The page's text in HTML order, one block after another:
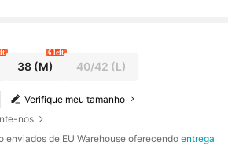
38(M)
6 left
40/42 (L)
Verifique meu tamanho
nos
enviados de EU Warehouse oferecendoentrega